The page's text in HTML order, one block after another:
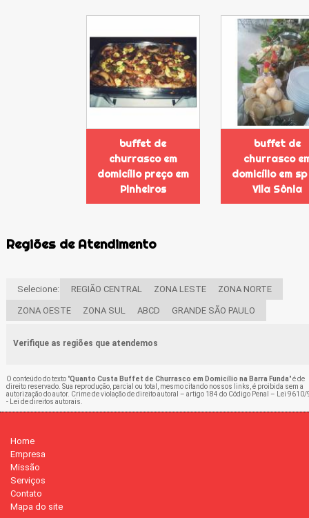
buffet de
churrasco em
domicílio preço em
Pinheiros
buffet de
churrasco
domicílio em
Vila Sônia
Regiões de Atendimento
Selecione: REGIÃO CENTRAL ZONA LESTE ZONA NORTE
ZONA OESTE ZONA SUL ABCD GRANDE SÃO PAULO
Verifique as regiões que atendemos
O conteúdo do texto "Quanto Custa Buffet de Churrasco em Domicílio na Barra Funda" é de
direito reservado. Sua reprodução, parcial ou total, mesmo citando nossos links, é proibida sem a
autorização do autor. Crime de violação de direito autoral – artigo 184 do Código Penal –
Lei 9610/
- Lei de direitos autorais
Home
Empresa
Missão
Serviços
Contato
Mapa do site